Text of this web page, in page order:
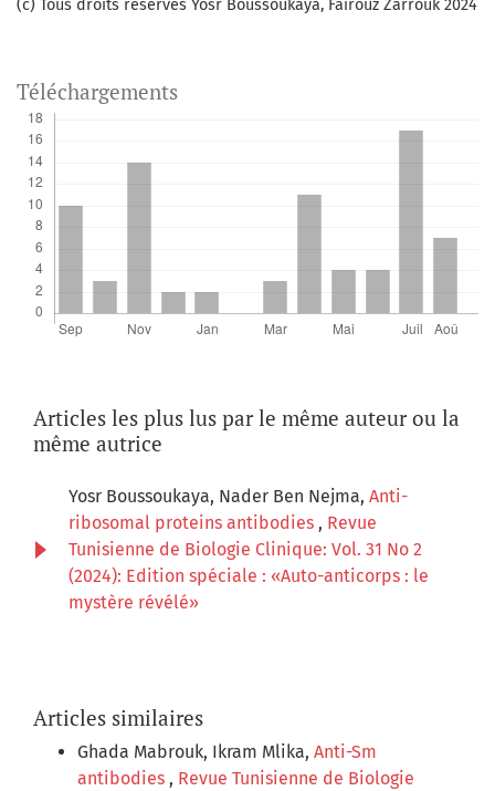
(c) Tous droits réservés Yosr Boussoukaya, Fairouz Zarrouk 2024
Téléchargements
Articles les plus lus par le même auteur ou la
même autrice
Yosr Boussoukaya, Nader Ben Nejma, Anti-
ribosomal proteins antibodies , Revue
Tunisienne de Biologie Clinique: Vol. 31 No 2
(2024): Edition spéciale : «Auto-anticorps : le
mystère révélé»
Articles similaires
Ghada Mabrouk, Ikram Mlika, Anti-Sm
antibodies , Revue Tunisienne de Biologie